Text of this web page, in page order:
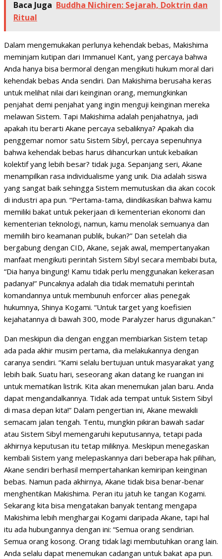
Baca Juga Buddha Nichiren: Sejarah, Doktrin dan
Ritual
Dalam mengemukakan perlunya kehendak bebas, Makishima
meminjam kutipan dari Immanuel Kant, yang percaya bahwa
Anda hanya bisa bermoral dengan mengikuti hukum moral dari
kehendak bebas Anda sendiri. Dan Makishima berusaha keras
untuk melihat nilai dari keinginan orang, memungkinkan
penjahat demi penjahat yang ingin menguji keinginan mereka
melawan Sistem. Tapi Makishima adalah penjahatnya, jadi
apakah itu berarti Akane percaya sebaliknya? Apakah dia
penggemar nomor satu Sistem Sibyl, percaya sepenuhnya
bahwa kehendak bebas harus dihancurkan untuk kebaikan
kolektif yang lebih besar? tidak juga. Sepanjang seri, Akane
menampilkan rasa individualisme yang unik. Dia adalah siswa
yang sangat baik sehingga Sistem memutuskan dia akan cocok
di industri apa pun. “Pertama-tama, diindikasikan bahwa kamu
memiliki bakat untuk pekerjaan di kementerian ekonomi dan
kementerian teknologi, namun, kamu menolak semuanya dan
memilih biro keamanan publik, bukan?” Dan setelah dia
bergabung dengan CID, Akane, sejak awal, mempertanyakan
manfaat mengikuti perintah Sistem Sibyl secara membabi buta,
“Dia hanya bingung! Kamu tidak perlu menggunakan kekerasan
padanya!” Puncaknya adalah dia tidak mematuhi perintah
komandannya untuk membunuh enforcer alias penegak
hukumnya, Shinya Kogami. “Untuk target yang koefisien
kejahatannya di bawah 300, mode Paralyzer harus digunakan.”
Dan meskipun dia dengan enggan membiarkan Sistem tetap
ada pada akhir musim pertama, dia melakukannya dengan
caranya sendiri. “Kami selalu bertujuan untuk masyarakat yang
lebih baik. Suatu hari, seseorang akan datang ke ruangan ini
untuk mematikan listrik. Kita akan menemukan jalan baru. Anda
dapat mengandalkannya. Tidak ada tempat untuk Sistem Sibyl
di masa depan kita!” Dalam pengertian ini, Akane mewakili
semacam jalan tengah. Tentu, mungkin pikiran bawah sadar
atau Sistem Sibyl memengaruhi keputusannya, tetapi pada
akhirnya keputusan itu tetap miliknya. Meskipun menegaskan
kembali Sistem yang melepaskannya dari beberapa hak pilihan,
Akane sendiri berhasil mempertahankan kemiripan keinginan
bebas. Namun pada akhirnya, Akane tidak bisa benar-benar
menghentikan Makishima. Peran itu jatuh ke tangan Kogami.
Sekarang kita bisa mengatakan banyak tentang mengapa
Makishima lebih menghargai Kogami daripada Akane, tapi hal
itu ada hubungannya dengan ini: “Semua orang sendirian.
Semua orang kosong. Orang tidak lagi membutuhkan orang lain.
Anda selalu dapat menemukan cadangan untuk bakat apa pun.